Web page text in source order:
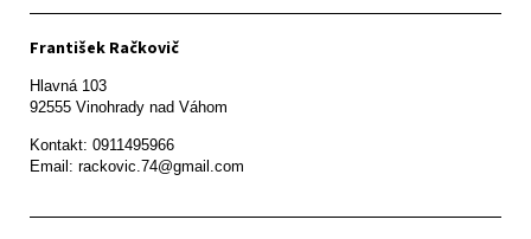
František Račkovič
Hlavná 103
92555 Vinohrady nad Váhom
Kontakt: 0911495966
Email: rackovic.74@gmail.com